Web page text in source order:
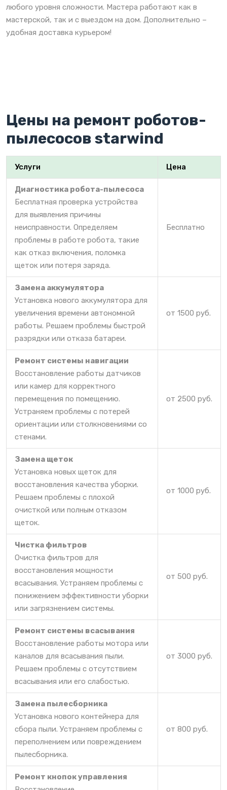
любого уровня сложности. Мастера работают как в
мастерской, так и с выездом на дом. Дополнительно –
удобная доставка курьером!
Цены на ремонт роботов-
пылесосов starwind
Услуги Цена
Диагностика робота-пылесоса
Бесплатная проверка устройства
для выявления причины
неисправности. Определяем
проблемы в работе робота, такие
как отказ включения, поломка
щеток или потеря заряда.
Бесплатно
Замена аккумулятора
Установка нового аккумулятора для
увеличения времени автономной
работы. Решаем проблемы быстрой
разрядки или отказа батареи.
от 1500 руб.
Ремонт системы навигации
Восстановление работы датчиков
или камер для корректного
перемещения по помещению.
Устраняем проблемы с потерей
ориентации или столкновениями со
стенами.
от 2500 руб.
Замена щеток
Установка новых щеток для
восстановления качества уборки.
Решаем проблемы с плохой
очисткой или полным отказом
щеток.
от 1000 руб.
Чистка фильтров
Очистка фильтров для
восстановления мощности
всасывания. Устраняем проблемы с
понижением эффективности уборки
или загрязнением системы.
от 500 руб.
Ремонт системы всасывания
Восстановление работы мотора или
каналов для всасывания пыли.
Решаем проблемы с отсутствием
всасывания или его слабостью.
от 3000 руб.
Замена пылесборника
Установка нового контейнера для
сбора пыли. Устраняем проблемы с
переполнением или повреждением
пылесборника.
от 800 руб.
Ремонт кнопок управления